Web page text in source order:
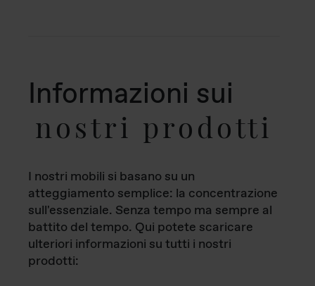
Informazioni sui
nostri prodotti
I nostri mobili si basano su un
atteggiamento semplice: la concentrazione
sull'essenziale. Senza tempo ma sempre al
battito del tempo. Qui potete scaricare
ulteriori informazioni su tutti i nostri
prodotti: